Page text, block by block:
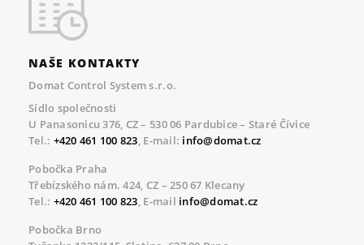
NAŠE KONTAKTY
Domat Control System s.r.o.
Sídlo společnosti
U Panasonicu 376, CZ – 530 06 Pardubice – Staré Čívice
Tel.: +420 461 100 823, E-mail: info@domat.cz
Pobočka Praha
Třebízského nám. 424, CZ – 250 67 Klecany
Tel.: +420 461 100 823, E-mail info@domat.cz
Pobočka Brno